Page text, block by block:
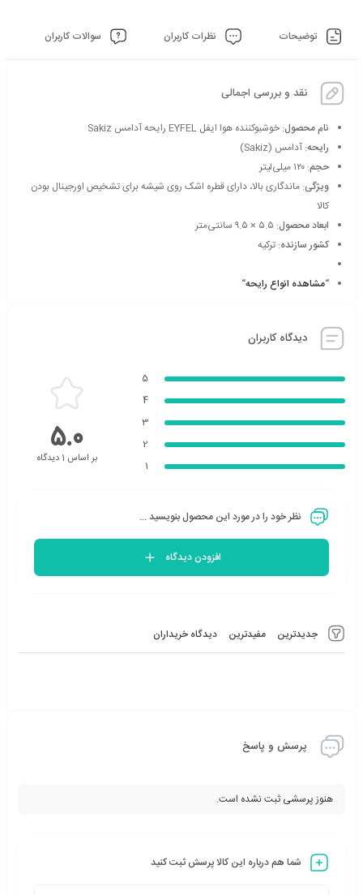
توضیحات نظرات کاربران سوالات کاربران
نقد و بررسی اجمالی
نام محصول: خوشبوکننده هوا ایفل EYFEL رایحه آدامس Sakiz
رایحه: آدامس (Sakiz)
حجم: ۱۲۰ میلی‌لیتر
ویژگی: ماندگاری بالا، دارای قطره اشک روی شیشه برای تشخیص اورجینال بودن
کالا
ابعاد محصول: ۵.۵ × ۹.۵ سانتی‌متر
کشور سازنده: ترکیه
“مشاهده انواع رایحه“
دیدگاه کاربران
جدیدترین مفیدترین دیدگاه خریداران
5
4
3
2
1
5.0بر اساس 1 دیدگاه
نظر خود را در مورد این محصول بنویسید ...
افزودن دیدگاه
پرسش و پاسخ
هنوز پرسشی ثبت نشده است.
شما هم درباره این کالا پرسش ثبت کنید